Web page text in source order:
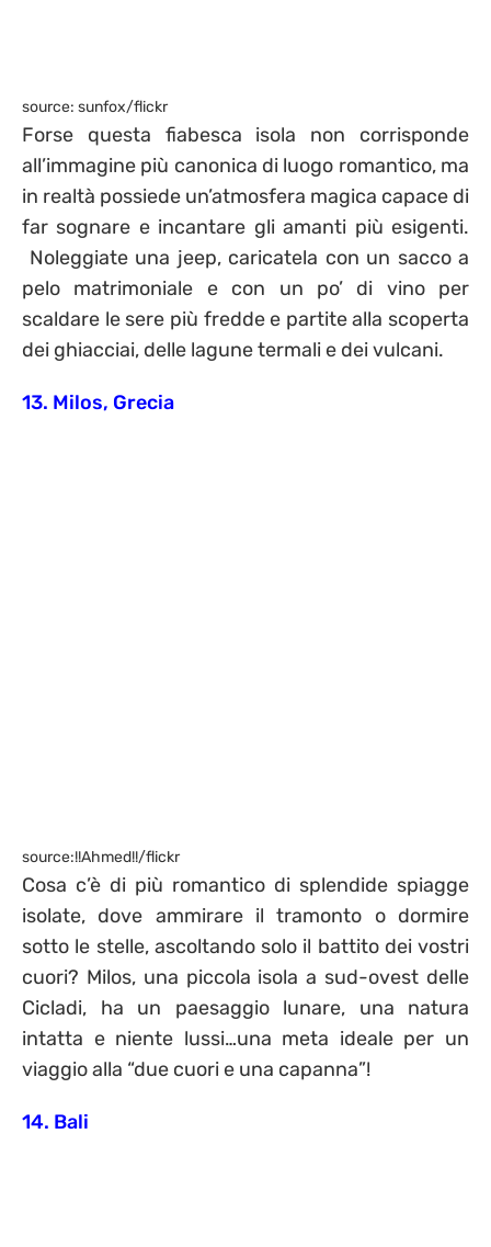
source: sunfox/flickr
Forse questa fiabesca isola non corrisponde
all’immagine più canonica di luogo romantico, ma
in realtà possiede un’atmosfera magica capace di
far sognare e incantare gli amanti più esigenti.
Noleggiate una jeep, caricatela con un sacco a
pelo matrimoniale e con un po’ di vino per
scaldare le sere più fredde e partite alla scoperta
dei ghiacciai, delle lagune termali e dei vulcani.
13. Milos, Grecia
source:!!Ahmed!!/flickr
Cosa c’è di più romantico di splendide spiagge
isolate, dove ammirare il tramonto o dormire
sotto le stelle, ascoltando solo il battito dei vostri
cuori? Milos, una piccola isola a sud-ovest delle
Cicladi, ha un paesaggio lunare, una natura
intatta e niente lussi…una meta ideale per un
viaggio alla “due cuori e una capanna”!
14. Bali